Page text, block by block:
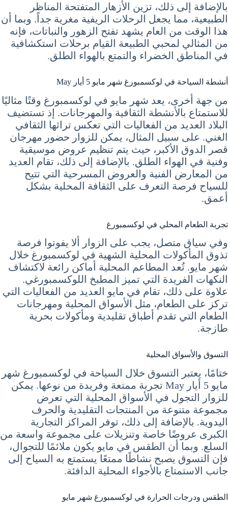
بالإضافة إلى ذلك، تزين الأزهار المتفتحة المناظر
الطبيعية، مما يجعل الرحلات الريفية مغرية جداً. وبما أن
هذا الوقت من العام يشهد تفتح الزهور والنباتات، فإنه
من المثالي لمحبي الطبيعة القيام برحلات استكشافية
في المناطق الخضراء والتمتع بالهواء الطلق.
أنشطة السياحة في لوكسمبورغ شهر مايو 5 أيار May
من جهة أخرى، يعد شهر مايو في لوكسمبورغ وقتًا مثاليًا
للاستمتاع بالأنشطة الثقافية والمهرجانات. إذ تستضيف
البلاد العديد من الفعاليات التي تعكس تراثها الثقافي
الغني. على سبيل المثال، يمكن للزوار حضور مهرجان
قصر الدوق الأكبر، حيث يتم تنظيم عروض موسيقية
وفنية في الهواء الطلق. بالإضافة إلى ذلك، تقام العديد
من المعارض الفنية والعروض المسرحية التي تتيح
للسياح فرصة التعرف على الثقافة المحلية بشكل
أعمق.
تجربة الطعام المحلي في لوكسمبورغ
وفي سياق متصل، يجب على الزوار ألا يفوتوا فرصة
تذوق المأكولات المحلية الشهية في لوكسمبورغ خلال
شهر مايو. تُعد المطاعم المحلية أماكن رائعة لاكتشاف
النكهات الفريدة التي تميز المطبخ اللوكسمبورغي.
علاوة على ذلك، تقام في مايو العديد من الفعاليات التي
تركز على الطعام، مثل الأسواق المحلية ومهرجانات
الطعام التي تقدم أطباق تقليدية ومأكولات بحرية
طازجة.
التسوق والأسواق المحلية
ختامًا، يعتبر التسوق خلال السياحة في لوكسمبورغ شهر
مايو 5 أيار May تجربة ممتعة وفريدة من نوعها. يمكن
للزوار التجول في الأسواق المحلية التي تعرض
مجموعة متنوعة من المنتجات التقليدية والحرف
اليدوية. بالإضافة إلى ذلك، توفر المراكز التجارية
الكبرى عروضًا خاصة وتنزيلات على مجموعة واسعة من
السلع. وبما أن الطقس في مايو يكون ملائمًا للتجوال،
فإن التسوق يصبح نشاطًا ممتعًا يستمتع به السياح إلى
جانب الاستمتاع بالأجواء المحلية الدافئة.
الطقس ودرجات الحرارة في لوكسمبورغ شهر مايو